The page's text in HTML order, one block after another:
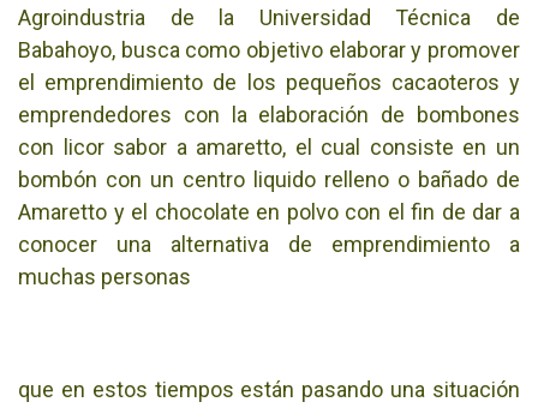
Agroindustria de la Universidad Técnica de
Babahoyo, busca como objetivo elaborar y promover
el emprendimiento de los pequeños cacaoteros y
emprendedores con la elaboración de bombones
con licor sabor a amaretto, el cual consiste en un
bombón con un centro liquido relleno o bañado de
Amaretto y el chocolate en polvo con el fin de dar a
conocer una alternativa de emprendimiento a
muchas personas
que en estos tiempos están pasando una situación